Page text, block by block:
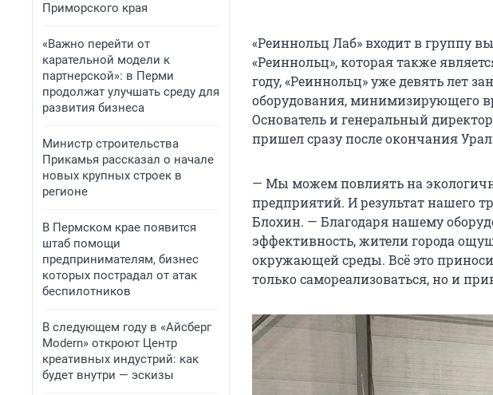
Приморского края
«Важно перейти от
карательной модели к
партнерской»: в Перми
продолжат улучшать среду для
развития бизнеса
Министр строительства
Прикамья рассказал о начале
новых крупных строек в
регионе
В Пермском крае появится
штаб помощи
предпринимателям, бизнес
которых пострадал от атак
беспилотников
В следующем году в «Айсберг
Modern» откроют Центр
креативных индустрий: как
будет внутри — эскизы
«Реиннольц Лаб» входит в группу
«Реиннольц», которая также
году, «Реиннольц» уже девять лет
оборудования, минимизирующего
Основатель и генеральный
пришел сразу после окончания
— Мы можем повлиять на
предприятий. И результат нашего
Блохин. — Благодаря нашему
эффективность, жители города
окружающей среды. Всё это
только самореализоваться, но и